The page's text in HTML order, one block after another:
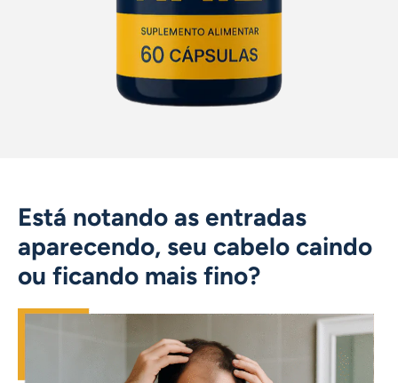
Está notando as entradas
aparecendo, seu cabelo caindo
ou ficando mais fino?